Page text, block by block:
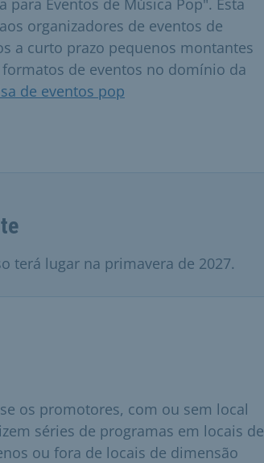
organizadores de eventos de
a curto prazo pequenos montantes
de eventos no domínio da
de eventos pop
terá lugar na primavera de 2027.
os promotores, com ou sem local
séries de programas em locais de
ou fora de locais de dimensão